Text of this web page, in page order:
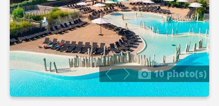
10 photo(s)